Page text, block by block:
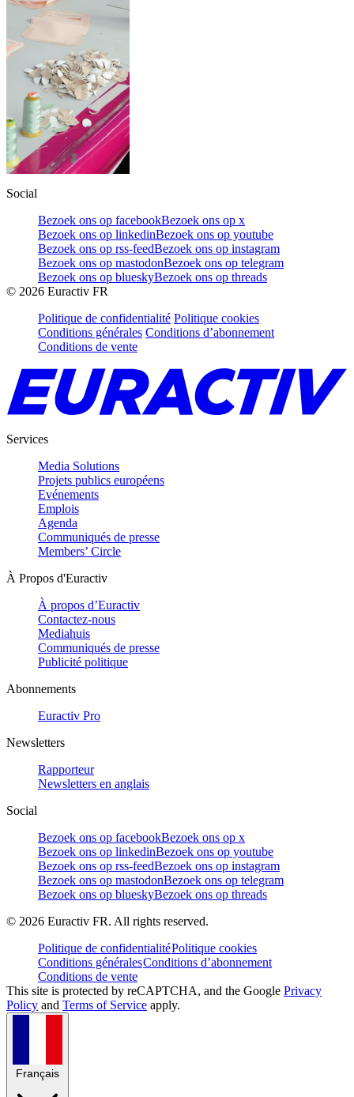
Social
Bezoek ons op facebookBezoek ons op x
Bezoek ons op linkedinBezoek ons op youtube
Bezoek ons op rss-feedBezoek ons op instagram
Bezoek ons op mastodonBezoek ons op telegram
Bezoek ons op blueskyBezoek ons op threads
© 2026 Euractiv FR
Politique de confidentialité Politique cookies
Conditions générales Conditions d’abonnement
Conditions de vente
Services
Media Solutions
Projets publics européens
Evénements
Emplois
Agenda
Communiqués de presse
Members’ Circle
À Propos d'Euractiv
À propos d’Euractiv
Contactez-nous
Mediahuis
Communiqués de presse
Publicité politique
Abonnements
Euractiv Pro
Newsletters
Rapporteur
Newsletters en anglais
Social
Bezoek ons op facebookBezoek ons op x
Bezoek ons op linkedinBezoek ons op youtube
Bezoek ons op rss-feedBezoek ons op instagram
Bezoek ons op mastodonBezoek ons op telegram
Bezoek ons op blueskyBezoek ons op threads
© 2026 Euractiv FR. All rights reserved.
Politique de confidentialitéPolitique cookies
Conditions généralesConditions d’abonnement
Conditions de vente
This site is protected by reCAPTCHA, and the Google Privacy
Policy and Terms of Service apply.
Français